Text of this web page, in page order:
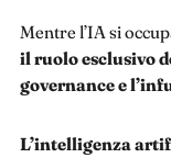
Mentre l’IA si
il ruolo esclusivo
governance e
L’intelligenza